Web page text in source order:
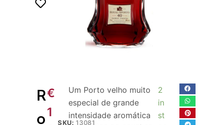
R
o
€
1
SKU:13081
Um Porto velho muito
especial de grande
intensidade aromática
2
in
st